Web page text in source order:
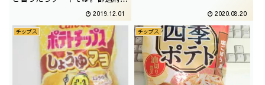
ジでございますが、実際、ソーキ
そばを食べたことがないのでよく
わかりません。撮影：2019年9月
2019.12.01
ありますが、今回は山の幸でござ
います。飲食日2020/04/29執筆
日2020/04/30購入場所埼玉県原
産国日本価格108円点数★★★★
2020.08.20
チップス チップス